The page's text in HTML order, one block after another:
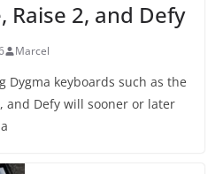
Raise 2, and Defy
Marcel
Dygma keyboards such as the
and Defy will sooner or later